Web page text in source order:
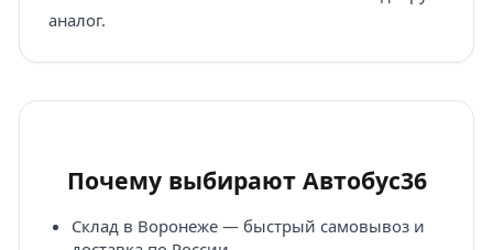
аналог.
Почему выбирают Автобус36
Склад в Воронеже — быстрый самовывоз и